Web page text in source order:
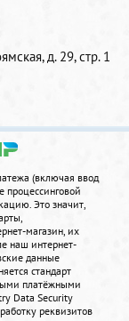
д. 29, стр. 1
(включая ввод
процессинговой
Это значит,
магазин, их
наш интернет-
данные
стандарт
платёжными
Data Security
реквизитов